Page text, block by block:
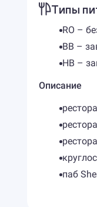
Типы
RO –
BB –
HB –
Описание
паб